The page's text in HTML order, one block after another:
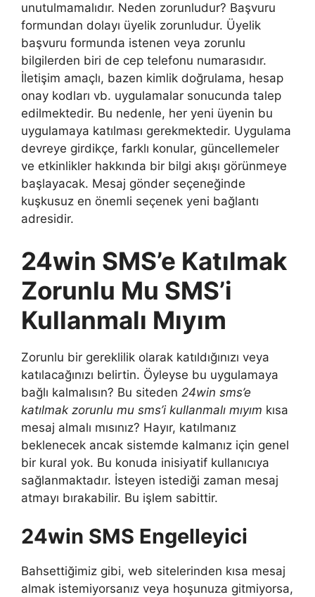
unutulmamalıdır. Neden zorunludur? Başvuru
formundan dolayı üyelik zorunludur. Üyelik
başvuru formunda istenen veya zorunlu
bilgilerden biri de cep telefonu numarasıdır.
İletişim amaçlı, bazen kimlik doğrulama, hesap
onay kodları vb. uygulamalar sonucunda talep
edilmektedir. Bu nedenle, her yeni üyenin bu
uygulamaya katılması gerekmektedir. Uygulama
devreye girdikçe, farklı konular, güncellemeler
ve etkinlikler hakkında bir bilgi akışı görünmeye
başlayacak. Mesaj gönder seçeneğinde
kuşkusuz en önemli seçenek yeni bağlantı
adresidir.
24win SMS’e Katılmak
Zorunlu Mu SMS’i
Kullanmalı Mıyım
Zorunlu bir gereklilik olarak katıldığınızı veya
katılacağınızı belirtin. Öyleyse bu uygulamaya
bağlı kalmalısın? Bu siteden 24win sms’e
katılmak zorunlu mu sms’i kullanmalı mıyım kısa
mesaj almalı mısınız? Hayır, katılmanız
beklenecek ancak sistemde kalmanız için genel
bir kural yok. Bu konuda inisiyatif kullanıcıya
sağlanmaktadır. İsteyen istediği zaman mesaj
atmayı bırakabilir. Bu işlem sabittir.
24win SMS Engelleyici
Bahsettiğimiz gibi, web sitelerinden kısa mesaj
almak istemiyorsanız veya hoşunuza gitmiyorsa,